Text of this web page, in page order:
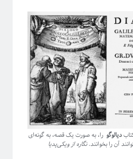
آمار آینشتین
دیالوگو را، به صورت یک قصه، به گونه‌ای
آن را بخوانند.نگاره از ویکی‌پدیا